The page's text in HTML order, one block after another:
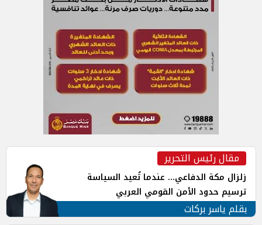
مقال رئيس التحرير
زلزال مكة الدفاعي... عندما تُعيد السياسة
ترسيم حدود الأمن القومي العربي
بقلم ياسر بركات